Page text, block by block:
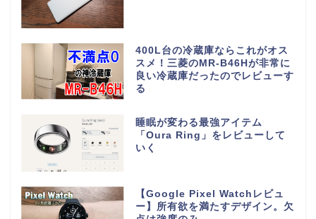
400L台の冷蔵庫ならこれがオス
スメ！三菱のMR-B46Hが非常に
良い冷蔵庫だったのでレビューす
る
睡眠が変わる最強アイテム
「Oura Ring」をレビューして
いく
【Google Pixel Watchレビュ
ー】所有欲を満たすデザイン。欠